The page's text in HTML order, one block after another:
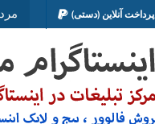
16 پرداخت آنلاین (دستی)